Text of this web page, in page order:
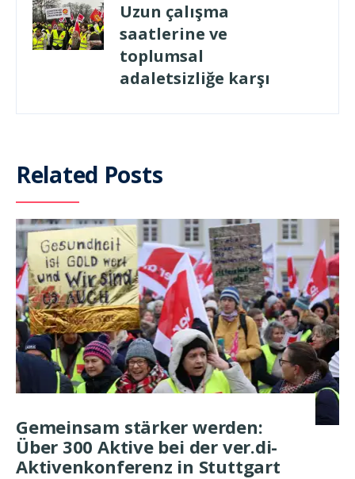
Uzun çalışma
saatlerine ve
toplumsal
adaletsizliğe karşı
Related Posts
Gemeinsam stärker werden:
Über 300 Aktive bei der ver.di-
Aktivenkonferenz in Stuttgart